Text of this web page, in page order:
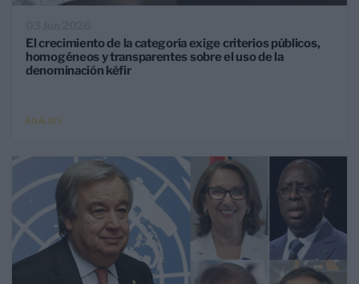
El crecimiento de la categoría exige criterios públicos,
homogéneos y transparentes sobre el uso de la
denominación kéfir
ANÁLISIS